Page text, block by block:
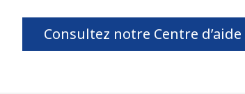
Consultez notre Centre d’aide